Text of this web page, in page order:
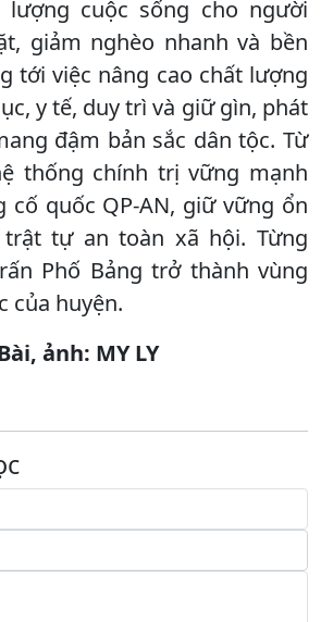
lượng cuộc sống cho người
giảm nghèo nhanh và bền
tới việc nâng cao chất lượng
y tế, duy trì và giữ gìn, phát
đậm bản sắc dân tộc. Từ
thống chính trị vững mạnh
cố quốc QP-AN, giữ vững ổn
tự an toàn xã hội. Từng
Phố Bảng trở thành vùng
của huyện.
ảnh: MY LY